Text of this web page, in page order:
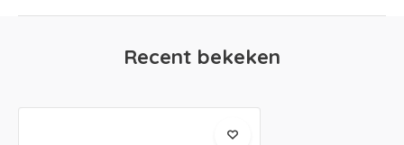
Recent bekeken